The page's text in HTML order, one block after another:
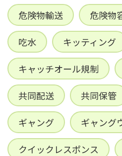
危険物輸送 危険物
吃水 キッティング
キャッチオール規制
共同配送 共同保管
ギャング ギャング
クイックレスポンス